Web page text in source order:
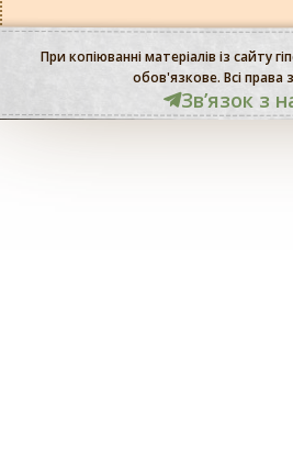
При копіюванні матеріалів із сайту
обов'язкове. Всі права
Звʼязок з